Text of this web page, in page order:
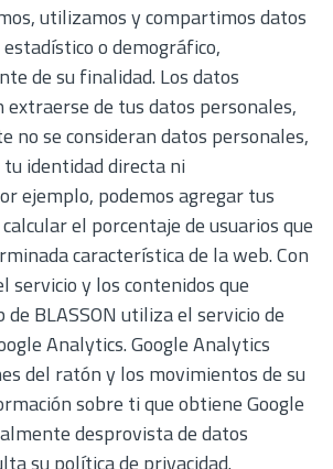
utilizamos y compartimos datos
o demográfico,
de su finalidad. Los datos
extraerse de tus datos personales,
no se consideran datos personales,
identidad directa ni
ejemplo, podemos agregar tus
el porcentaje de usuarios que
característica de la web. Con
servicio y los contenidos que
BLASSON utiliza el servicio de
Analytics. Google Analytics
del ratón y los movimientos de su
sobre ti que obtiene Google
desprovista de datos
su política de privacidad.